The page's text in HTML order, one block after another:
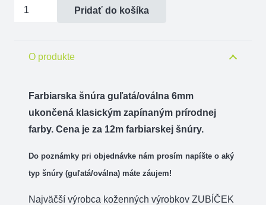
množstvo
guľatá/oválna
Pridať do košíka
O produkte
Farbiarska šnúra guľatá/oválna 6mm
ukončená klasickým zapínaným prírodnej
farby. Cena je za 12m farbiarskej šnúry.
Do poznámky pri objednávke nám prosím napíšte o aký
typ šnúry (guľatá/oválna) máte záujem!
Najväčší výrobca koženných výrobkov ZUBÍČEK